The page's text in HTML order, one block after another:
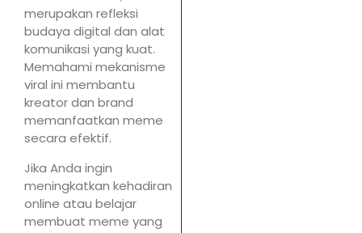
merupakan refleksi
budaya digital dan alat
komunikasi yang kuat.
Memahami mekanisme
viral ini membantu
kreator dan brand
memanfaatkan meme
secara efektif.
Jika Anda ingin
meningkatkan kehadiran
online atau belajar
membuat meme yang